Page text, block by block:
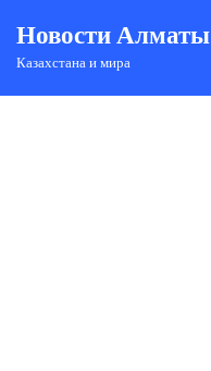
Новости Алматы
Казахстана и мира